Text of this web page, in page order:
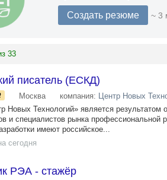
Создать резюме ~ 3
33
писатель (ЕСКД)
Москва компания: Центр Новых
Новых Технологий» является результатом
и специалистов рынка
имеют российское...
сегодня
РЭА - стажёр